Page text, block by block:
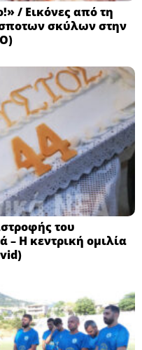
/ Εικόνες από τη
σκύλων στην
του
– Η κεντρική ομιλία